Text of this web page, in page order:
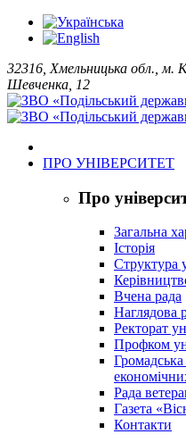
32316, Хмельницька обл., м.
Шевченка, 12
ПРО УНІВЕРСИТЕТ
Про
Загальна
Історія
Структура
Вчена рада
Наглядова
Ректорат
Профком
Громадська
Рада
Газета
Контакти